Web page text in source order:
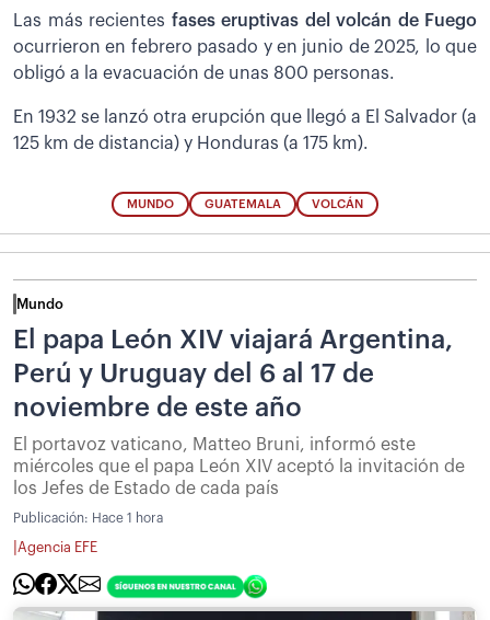
Las más recientes fases eruptivas del volcán de Fuego
ocurrieron en febrero pasado y en junio de 2025, lo que
obligó a la evacuación de unas 800 personas.
En 1932 se lanzó otra erupción que llegó a El Salvador (a
125 km de distancia) y Honduras (a 175 km).
MUNDO GUATEMALA VOLCÁN
Mundo
El papa León XIV viajará Argentina,
Perú y Uruguay del 6 al 17 de
noviembre de este año
El portavoz vaticano, Matteo Bruni, informó este
miércoles que el papa León XIV aceptó la invitación de
los Jefes de Estado de cada país
Publicación: Hace 1 hora
Agencia EFE